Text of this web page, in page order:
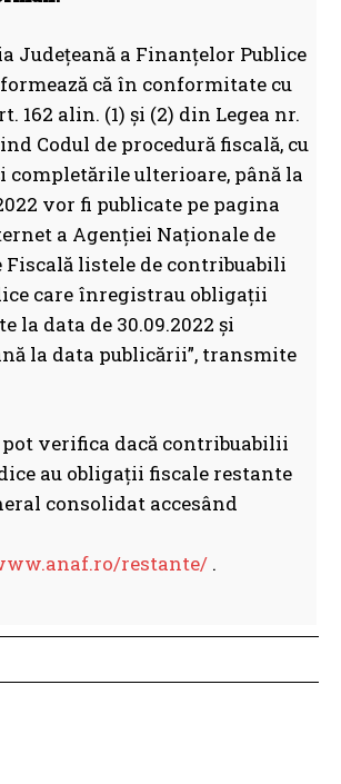
Judeţeană a Finanţelor Publice
că în conformitate cu
162 alin. (1) și (2) din Legea nr.
Codul de procedură fiscală, cu
completările ulterioare, până la
vor fi publicate pe pagina
a Agenției Naționale de
listele de contribuabili
care înregistrau obligații
la data de 30.09.2022 și
la data publicării”, transmite
verifica dacă contribuabilii
au obligații fiscale restante
consolidat accesând
restante/ .